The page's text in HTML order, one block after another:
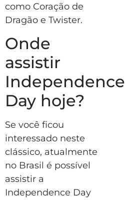
como Coração de
Dragão e Twister.
Onde
assistir
Independence
Day hoje?
Se você ficou
interessado neste
clássico, atualmente
no Brasil é possível
assistir a
Independence Day